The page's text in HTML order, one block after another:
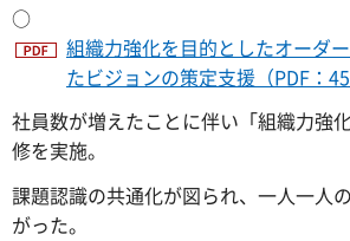
○
組織力強化を目的としたオーダ
たビジョンの策定支援（PDF：
社員数が増えたことに伴い「組織力強
修を実施。
課題認識の共通化が図られ、一人一人
がった。